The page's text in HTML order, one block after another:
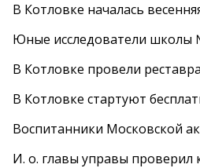
В Котловке началась
Юные исследователи школы
В Котловке провели
В Котловке стартуют
Воспитанники Московской
И. о. главы управы проверил